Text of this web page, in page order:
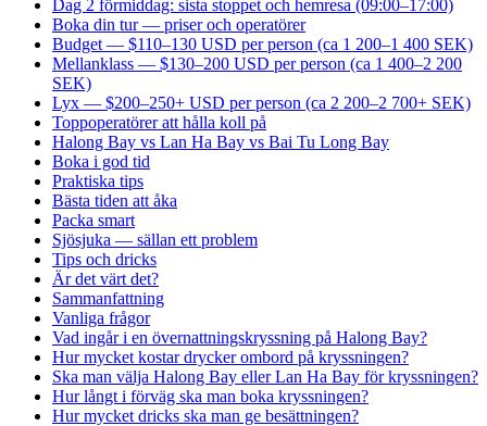
Dag 2 förmiddag: sista stoppet och hemresa (09:00–17:00)
Boka din tur — priser och operatörer
Budget — $110–130 USD per person (ca 1 200–1 400 SEK)
Mellanklass — $130–200 USD per person (ca 1 400–2 200
SEK)
Lyx — $200–250+ USD per person (ca 2 200–2 700+ SEK)
Toppoperatörer att hålla koll på
Halong Bay vs Lan Ha Bay vs Bai Tu Long Bay
Boka i god tid
Praktiska tips
Bästa tiden att åka
Packa smart
Sjösjuka — sällan ett problem
Tips och dricks
Är det värt det?
Sammanfattning
Vanliga frågor
Vad ingår i en övernattningskryssning på Halong Bay?
Hur mycket kostar drycker ombord på kryssningen?
Ska man välja Halong Bay eller Lan Ha Bay för kryssningen?
Hur långt i förväg ska man boka kryssningen?
Hur mycket dricks ska man ge besättningen?